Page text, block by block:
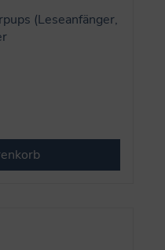
(Leseanfänger,